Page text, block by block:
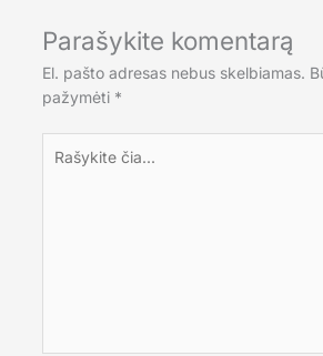
Parašykite komentarą
El. pašto adresas nebus skelbiamas.
pažymėti *
čia...